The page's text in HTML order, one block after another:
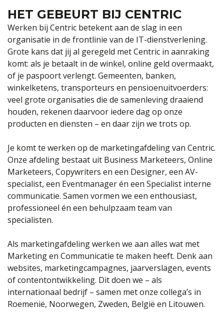
HET GEBEURT BIJ CENTRIC
Werken bij Centric betekent aan de slag in een
organisatie in de frontlinie van de IT-dienstverlening.
Grote kans dat jij al geregeld met Centric in aanraking
komt: als je betaalt in de winkel, online geld overmaakt,
of je paspoort verlengt. Gemeenten, banken,
winkelketens, transporteurs en pensioenuitvoerders:
veel grote organisaties die de samenleving draaiend
houden, rekenen daarvoor iedere dag op onze
producten en diensten – en daar zijn we trots op.
Je komt te werken op de marketingafdeling van Centric.
Onze afdeling bestaat uit Business Marketeers, Online
Marketeers, Copywriters en een Designer, een AV-
specialist, een Eventmanager én een Specialist interne
communicatie. Samen vormen we een enthousiast,
professioneel én een behulpzaam team van
specialisten.
Als marketingafdeling werken we aan alles wat met
Marketing en Communicatie te maken heeft. Denk aan
websites, marketingcampagnes, jaarverslagen, events
of contentontwikkeling. Dit doen we – als
internationaal bedrijf – samen met onze collega’s in
Roemenië, Noorwegen, Zweden, België en Litouwen.